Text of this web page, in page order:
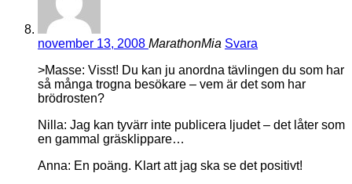
november 13, 2008 MarathonMia Svara
>Masse: Visst! Du kan ju anordna tävlingen du som har
så många trogna besökare – vem är det som har
brödrosten?
Nilla: Jag kan tyvärr inte publicera ljudet – det låter som
en gammal gräsklippare…
Anna: En poäng. Klart att jag ska se det positivt!